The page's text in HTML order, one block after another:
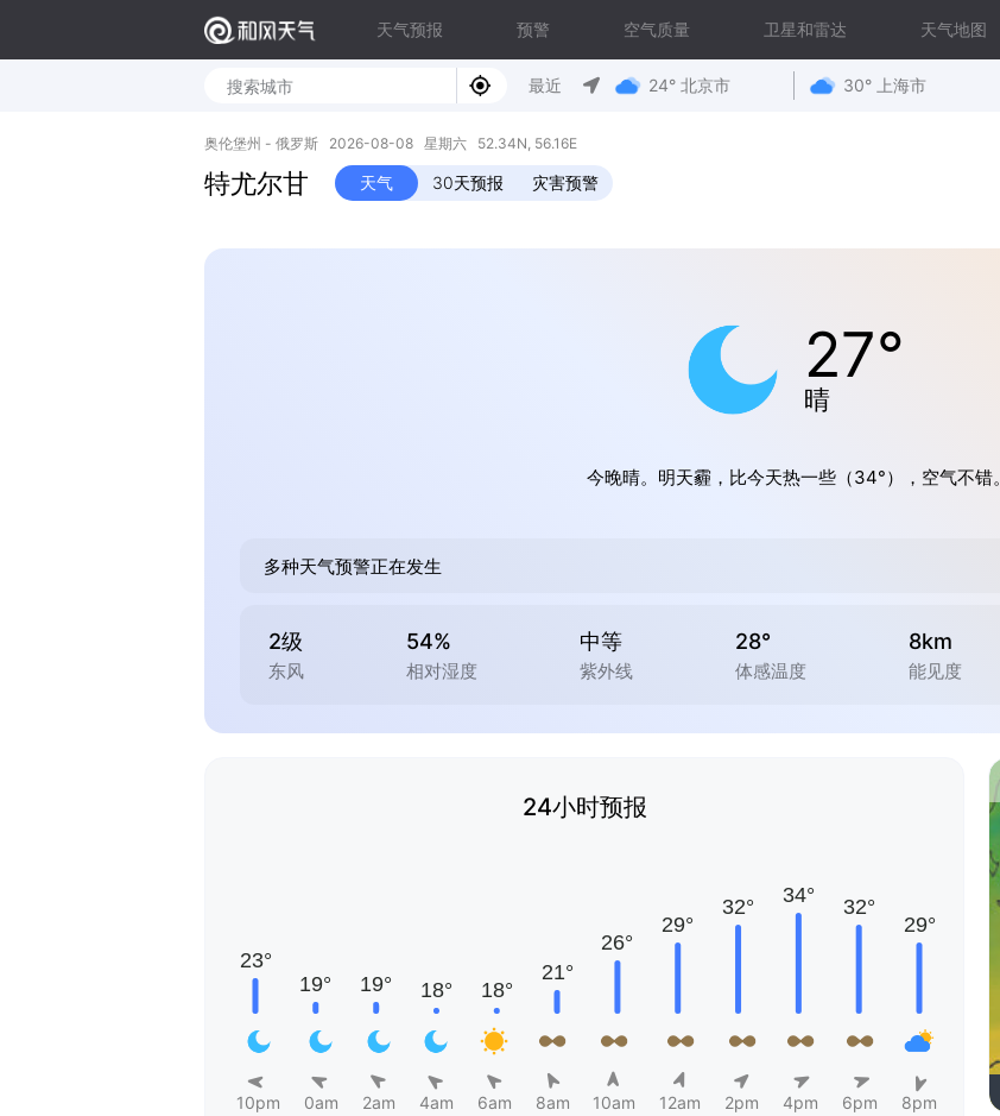
天气预报 预警 空气质量 卫星和雷达 天气地图
最近 24° 北京市 30° 上海市
奥伦堡州 - 俄罗斯 2026-08-08 星期六 52.34N, 56.16E
特尤尔甘 天气 30天预报 灾害预警
27°
晴
今晚晴。明天霾，比今天热一些（34°），空气不错。
多种天气预警正在发生
2级
东风
54%
相对湿度
中等
紫外线
28°
体感温度
8km
能见度
24小时预报
10pm 0am 2am 4am 6am 8am 10am 12am 2pm 4pm 6pm 8pm